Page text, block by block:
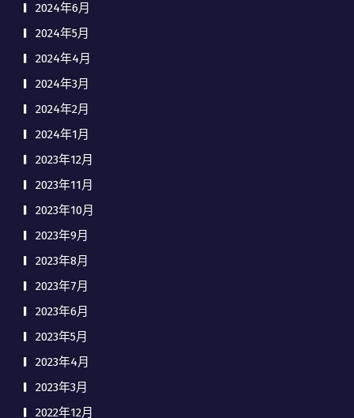
2024年6月
2024年5月
2024年4月
2024年3月
2024年2月
2024年1月
2023年12月
2023年11月
2023年10月
2023年9月
2023年8月
2023年7月
2023年6月
2023年5月
2023年4月
2023年3月
2022年12月